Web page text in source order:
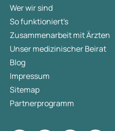
Wer wir sind
So funktioniert's
Zusammenarbeit mit Ärzten
Unser medizinischer Beirat
Blog
Impressum
Sitemap
Partnerprogramm